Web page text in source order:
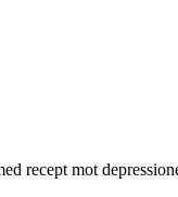
recept mot